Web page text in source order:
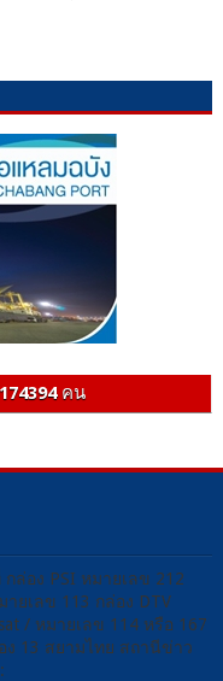
คน
อง PSI หมายเลข 212
ยเลข 113 กล่อง DTV
/ หมายเลข 114 หรือ 167
ง 13 สยามไทย สถานีข่าว